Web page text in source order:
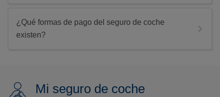
¿Qué formas de pago del seguro de coche
existen?
Mi seguro de coche